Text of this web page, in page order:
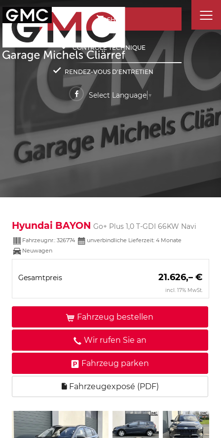
SHOP
CONTRÔLE TECHNIQUE
RENDEZ-VOUS D'ENTRETIEN
Select Language ▼
Hyundai BAYON Go+ Plus 1,0 T-GDI 66KW Navi
Fahrzeugnr.: 326774 unverbindliche Lieferzeit: 4 Monate
Neuwagen
Gesamtpreis 21.626,– €
incl. 17% MwSt.
Fahrzeug bestellen
Wir rufen Sie an
Fahrzeug parken
Fahrzeugexposé (PDF)